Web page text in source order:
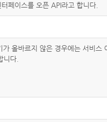
페이스를 오픈 API라고 합니다.
올바르지 않은 경우에는 서비스
니다.